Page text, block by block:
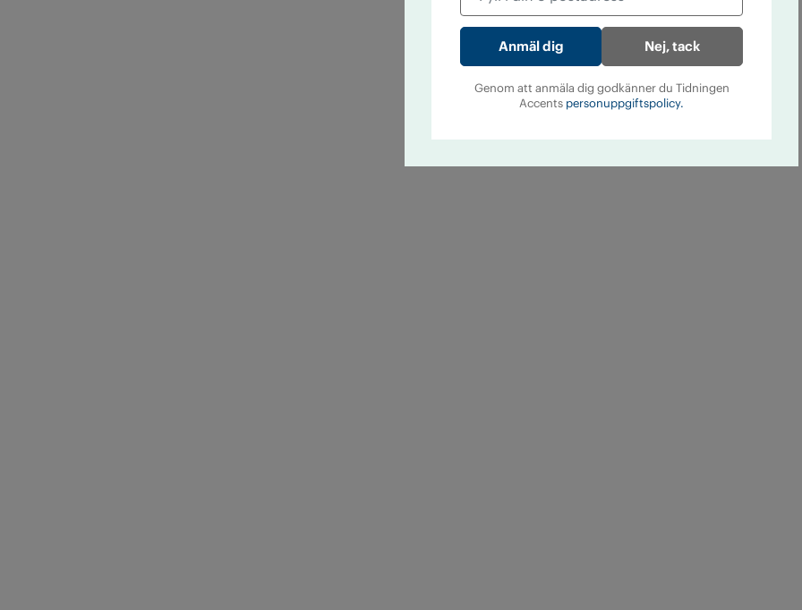
Nej, tack
Genom att anmäla dig godkänner du Tidningen
Accents personuppgiftspolicy.